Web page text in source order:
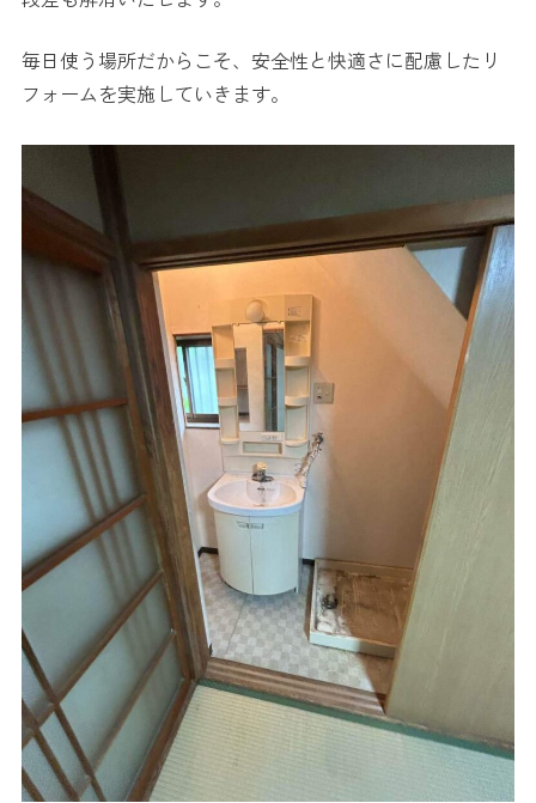
毎日使う場所だからこそ、安全性と快適さに配慮したリ
フォームを実施していきます。